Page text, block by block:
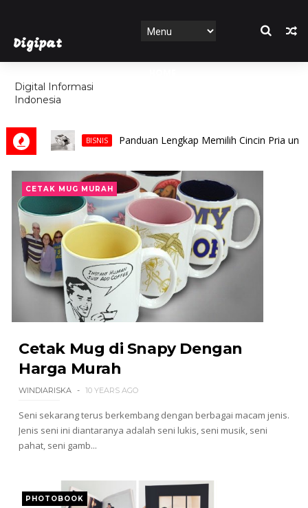
Digipat
Digital Informasi
Indonesia
FEATURES
BISNIS Panduan Lengkap Memilih Cincin Pria untuk
CETAK MUG MURAH
Cetak Mug di Snapy Dengan
Harga Murah
WINDIARISKA 10 YEARS AGO
Seni sekarang terus berkembang dengan berbagai macam jenis.
Jenis seni ini diantaranya adalah seni lukis, seni musik, seni
pahat, seni gamb...
PHOTOBOOK